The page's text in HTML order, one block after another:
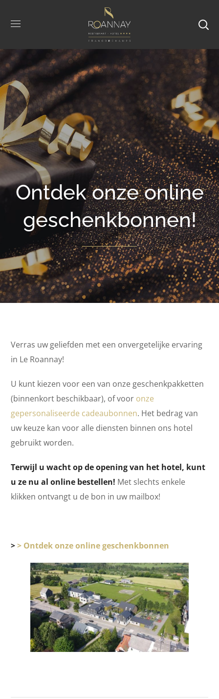
Ontdek onze online
geschenkbonnen!
Verras uw geliefden met een onvergetelijke ervaring
in Le Roannay!
U kunt kiezen voor een van onze geschenkpakketten
(binnenkort beschikbaar), of voor onze
gepersonaliseerde cadeaubonnen. Het bedrag van
uw keuze kan voor alle diensten binnen ons hotel
gebruikt worden.
Terwijl u wacht op de opening van het hotel, kunt
u ze nu al online bestellen! Met slechts enkele
klikken ontvangt u de bon in uw mailbox!
>> Ontdek onze online geschenkbonnen